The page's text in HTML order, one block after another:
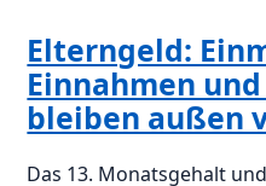
Elterngeld:
Einnahmen
bleiben außen
Das 13. Monatsgehalt